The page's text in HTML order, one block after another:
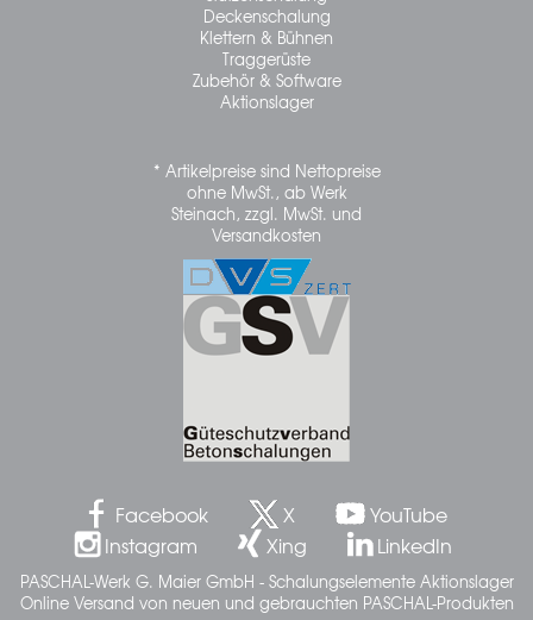
Deckenschalung
Klettern & Bühnen
Traggerüste
Zubehör & Software
Aktionslager
* Artikelpreise sind Nettopreise
ohne MwSt., ab Werk
Steinach, zzgl. MwSt. und
Versandkosten
Facebook X
YouTube
Instagram
Xing LinkedIn
PASCHAL-Werk G. Maier GmbH - Schalungselemente Aktionslager
Online Versand von neuen und gebrauchten PASCHAL-Produkten